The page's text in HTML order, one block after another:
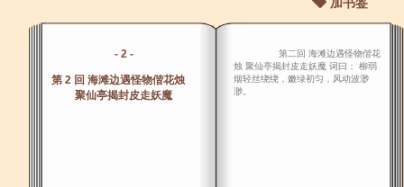
- 2 -
第 2 回 海滩边遇怪物偕花烛
聚仙亭揭封皮走妖魔
第二回 海滩边遇怪物偕花
烛 聚仙亭揭封皮走妖魔 词曰： 柳弱
烟轻丝绕绕，嫩绿初匀，风动波渺
渺。